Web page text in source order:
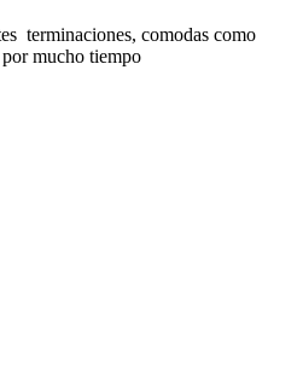
terminaciones, comodas como
mucho tiempo